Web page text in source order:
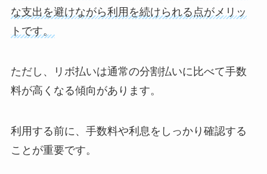
な支出を避けながら利用を続けられる点がメリッ
トです。
ただし、リボ払いは通常の分割払いに比べて手数
料が高くなる傾向があります。
利用する前に、手数料や利息をしっかり確認する
ことが重要です。